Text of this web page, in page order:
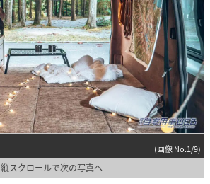
(画像 No.1/9)
縦スクロールで次の写真へ